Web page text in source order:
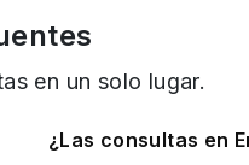
en un solo lugar.
¿Las consultas en